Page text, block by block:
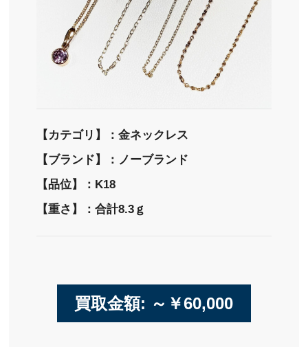
【カテゴリ】：金ネックレス
【ブランド】：ノーブランド
【品位】：K18
【重さ】：合計8.3ｇ
買取金額: ～￥60,000